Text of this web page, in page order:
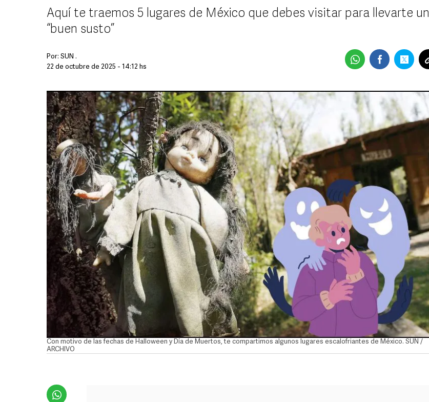
Aquí te traemos 5 lugares de México que debes visitar para llevarte un
“buen susto”
Por: SUN .
22 de octubre de 2025 - 14:12 hs
Con motivo de las fechas de Halloween y Día de Muertos, te compartimos algunos lugares escalofriantes de México. SUN /
ARCHIVO